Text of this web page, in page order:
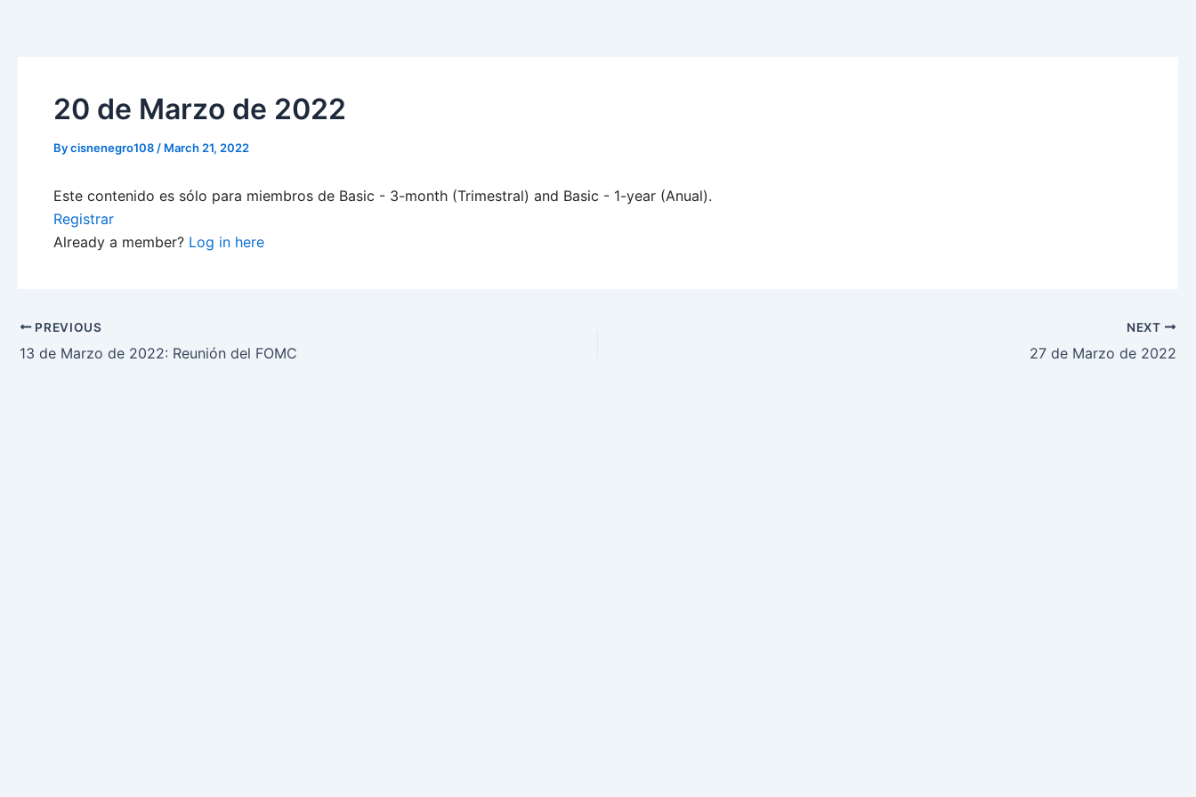
20 de Marzo de 2022
Bycisnenegro108 / March 21, 2022
Este contenido es sólo para miembros de Basic - 3-month (Trimestral) and Basic - 1-year (Anual).
Registrar
Already a member? Log in here
PREVIOUS
13 de Marzo de 2022: Reunión del FOMC
NEXT
27 de Marzo de 2022